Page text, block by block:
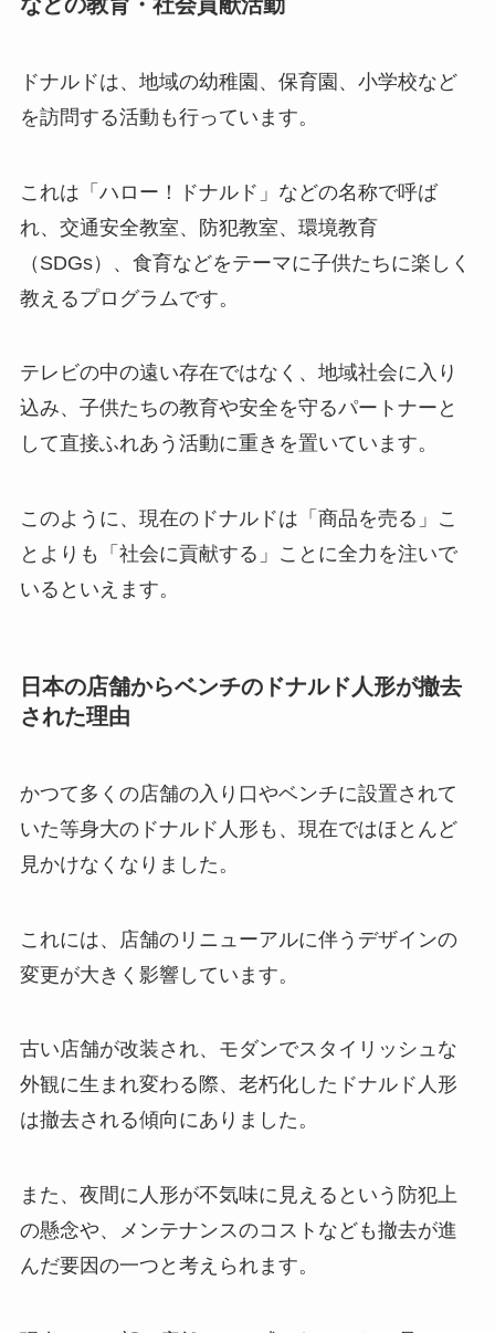
ドナルドは、地域の幼稚園、保育園、小学校など
を訪問する活動も行っています。
これは「ハロー！ドナルド」などの名称で呼ば
れ、交通安全教室、防犯教室、環境教育
（SDGs）、食育などをテーマに子供たちに楽しく
教えるプログラムです。
テレビの中の遠い存在ではなく、地域社会に入り
込み、子供たちの教育や安全を守るパートナーと
して直接ふれあう活動に重きを置いています。
このように、現在のドナルドは「商品を売る」こ
とよりも「社会に貢献する」ことに全力を注いで
いるといえます。
日本の店舗からベンチのドナルド人形が撤去
された理由
かつて多くの店舗の入り口やベンチに設置されて
いた等身大のドナルド人形も、現在ではほとんど
見かけなくなりました。
これには、店舗のリニューアルに伴うデザインの
変更が大きく影響しています。
古い店舗が改装され、モダンでスタイリッシュな
外観に生まれ変わる際、老朽化したドナルド人形
は撤去される傾向にありました。
また、夜間に人形が不気味に見えるという防犯上
の懸念や、メンテナンスのコストなども撤去が進
んだ要因の一つと考えられます。